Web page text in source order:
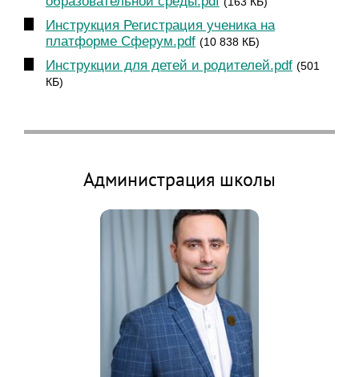
Инструкция Регистрация ученика на
платформе Сферум.pdf (10 838 КБ)
Инструкции для детей и родителей.pdf (501
КБ)
Администрация школы